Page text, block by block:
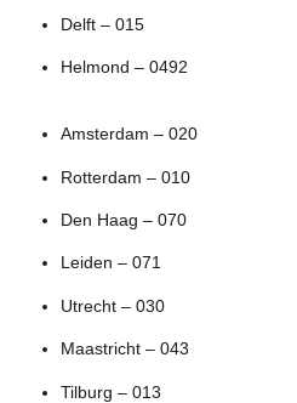
Delft – 015
Helmond – 0492
Amsterdam – 020
Rotterdam – 010
Den Haag – 070
Leiden – 071
Utrecht – 030
Maastricht – 043
Tilburg – 013